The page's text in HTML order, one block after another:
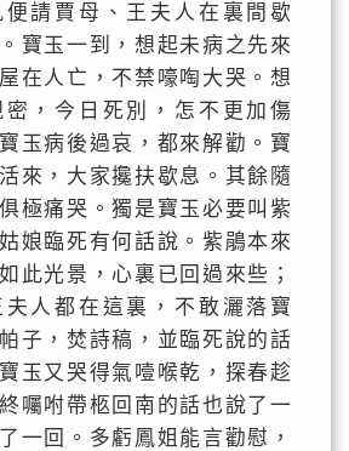
請賈母、王夫人在裏間歇
寶玉一到，想起未病之先來
在人亡，不禁嚎啕大哭。想
，今日死別，怎不更加傷
玉病後過哀，都來解勸。寶
來，大家攙扶歇息。其餘隨
極痛哭。獨是寶玉必要叫紫
娘臨死有何話說。紫鵑本來
此光景，心裏已回過來些；
人都在這裏，不敢灑落寶
子，焚詩稿，並臨死說的話
玉又哭得氣噎喉乾，探春趁
囑咐帶柩回南的話也說了一
一回。多虧鳳姐能言勸慰，